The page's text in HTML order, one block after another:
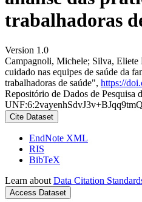
trabalhadoras
Version 1.0
Campagnoli, Michele; Silva,
cuidado nas equipes de saúde da
trabalhadoras de saúde", https://
Repositório de Dados de Pesquisa
Cite Dataset
EndNote XML
RIS
BibTeX
Learn about Data Citation
Access Dataset